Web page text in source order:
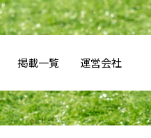
掲載一覧 運営会社